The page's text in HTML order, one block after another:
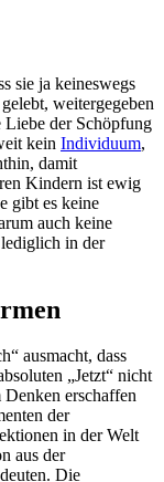
sie ja keineswegs
weitergegeben
der Schöpfung
kein Individuum,
damit
Kindern ist ewig
gibt es keine
auch keine
in der
ausmacht, dass
„Jetzt“ nicht
Denken erschaffen
der
in der Welt
aus der
Die